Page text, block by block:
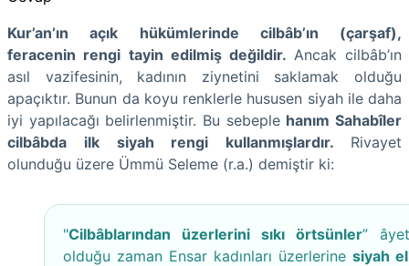
Kur’an’ın açık hükümlerinde cilbâb’ın (çarşaf),
feracenin rengi tayin edilmiş değildir. Ancak cilbâb’ın
asıl vazifesinin, kadının ziynetini saklamak olduğu
apaçıktır. Bunun da koyu renklerle hususen siyah ile daha
iyi yapılacağı belirlenmiştir. Bu sebeple hanım Sahabîler
cilbâbda ilk siyah rengi kullanmışlardır. Rivayet
olunduğu üzere Ümmü Seleme (r.a.) demiştir ki:
"Cilbâblarından üzerlerini sıkı örtsünler”
olduğu zaman Ensar kadınları üzerlerine siyah